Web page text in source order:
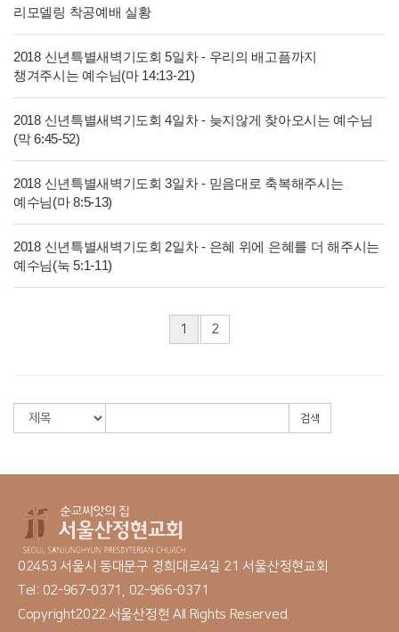
리모델링 착공예배 실황
2018 신년특별새벽기도회 5일차 - 우리의 배고픔까지
챙겨주시는 예수님(마 14:13-21)
2018 신년특별새벽기도회 4일차 - 늦지않게 찾아오시는 예수님
(막 6:45-52)
2018 신년특별새벽기도회 3일차 - 믿음대로 축복해주시는
예수님(마 8:5-13)
2018 신년특별새벽기도회 2일차 - 은혜 위에 은혜를 더 해주시는
예수님(눅 5:1-11)
1 2
검색
02453 서울시 동대문구 경희대로4길 21 서울산정현교회
Tel: 02-967-0371, 02-966-0371
Copyright2022.서울산정현 All Rights Reserved.